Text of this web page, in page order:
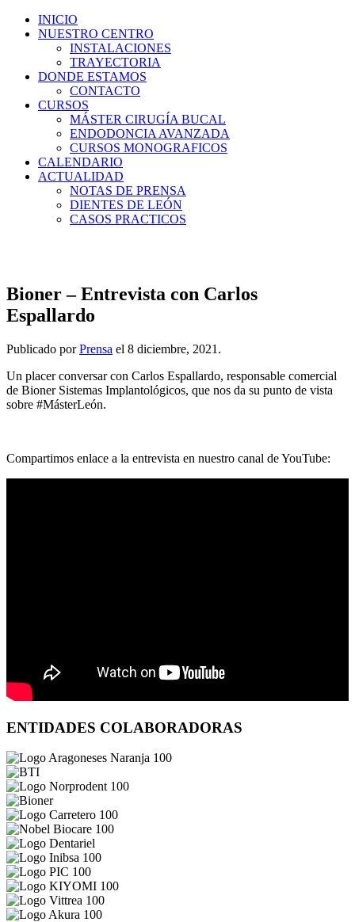
INICIO
NUESTRO CENTRO
INSTALACIONES
TRAYECTORIA
DONDE ESTAMOS
CONTACTO
CURSOS
MÁSTER CIRUGÍA BUCAL
ENDODONCIA AVANZADA
CURSOS MONOGRAFICOS
CALENDARIO
ACTUALIDAD
NOTAS DE PRENSA
DIENTES DE LEÓN
CASOS PRACTICOS
Bioner – Entrevista con Carlos
Espallardo
Publicado porPrensa el 8 diciembre, 2021 .
Un placer conversar con Carlos Espallardo, responsable comercial
de Bioner Sistemas Implantológicos, que nos da su punto de vista
sobre #MásterLeón.
Compartimos enlace a la entrevista en nuestro canal de YouTube:
ENTIDADES COLABORADORAS